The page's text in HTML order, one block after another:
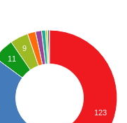
9
11
123